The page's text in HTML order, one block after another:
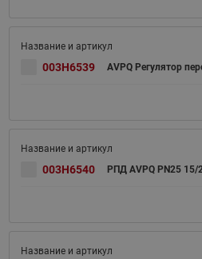
003H6539 AVPQ Регулятор
003H6540 РПД AVPQ PN25